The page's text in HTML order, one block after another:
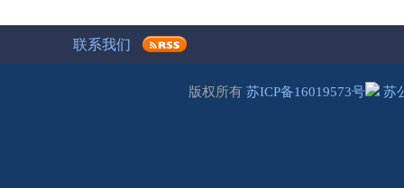
联系我们
版权所有 苏ICP备16019573号 苏